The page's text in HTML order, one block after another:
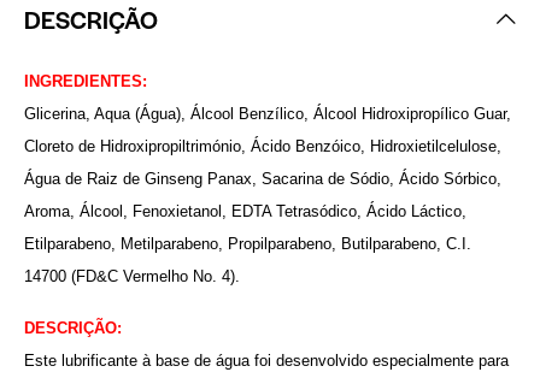
DESCRIÇÃO
INGREDIENTES:
Glicerina, Aqua (Água), Álcool Benzílico, Álcool Hidroxipropílico Guar,
Cloreto de Hidroxipropiltrimónio, Ácido Benzóico, Hidroxietilcelulose,
Água de Raiz de Ginseng Panax, Sacarina de Sódio, Ácido Sórbico,
Aroma, Álcool, Fenoxietanol, EDTA Tetrasódico, Ácido Láctico,
Etilparabeno, Metilparabeno, Propilparabeno, Butilparabeno, C.I.
14700 (FD&C Vermelho No. 4).
DESCRIÇÃO:
Este lubrificante à base de água foi desenvolvido especialmente para